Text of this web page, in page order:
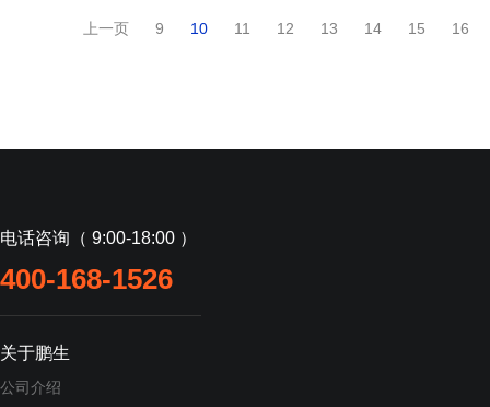
上一页 9 10 11 12 13 14 15 16
电话咨询（ 9:00-18:00 ）
400-168-1526
关于鹏生
公司介绍